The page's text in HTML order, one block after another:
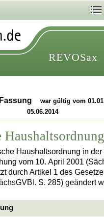
REVOSax
war gültig vom
05.06.2014
Haushaltsordnung
Haushaltsordnung in der
vom 10. April 2001
durch Artikel 1 des
S. 285) geändert